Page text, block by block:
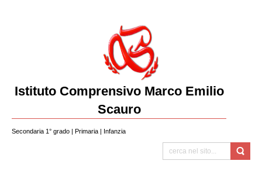
Istituto Comprensivo Marco Emilio
Scauro
Secondaria 1° grado | Primaria | Infanzia